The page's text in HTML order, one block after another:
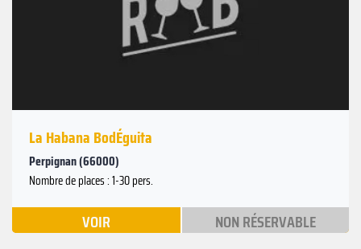
La Habana BodÉguita
Perpignan (66000)
Nombre de places : 1-30 pers.
VOIR NON RÉSERVABLE